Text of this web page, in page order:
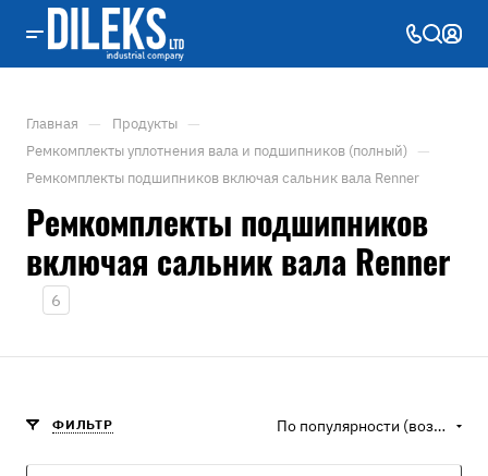
Главная — Продукты —
Ремкомплекты уплотнения вала и подшипников (полный) —
Ремкомплекты подшипников включая сальник вала Renner
Ремкомплекты подшипников
включая сальник вала Renner
6
ФИЛЬТР По популярности (возрастание)